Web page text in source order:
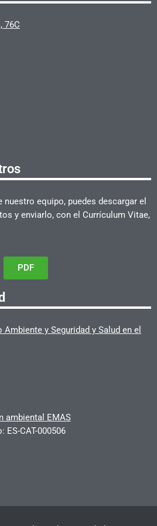
76C
equipo, puedes descargar el
y enviarlo, con el Currículum Vitae,
PDF
y Seguridad y Salud en el
ambiental EMAS
ES-CAT-000506